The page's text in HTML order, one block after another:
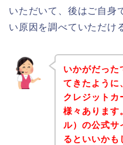
いただいて、後はご自身
い原因を調べていただけ
いかがだった
てきたよう
クレジットカ
様々ありま
ル）の公式サ
るといいかも